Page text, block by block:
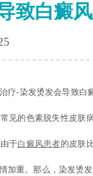
致白癜
疗-染发烫发会导致白
见的色素脱失性皮肤
于白癜风患者的皮肤
加重。那么，染发烫